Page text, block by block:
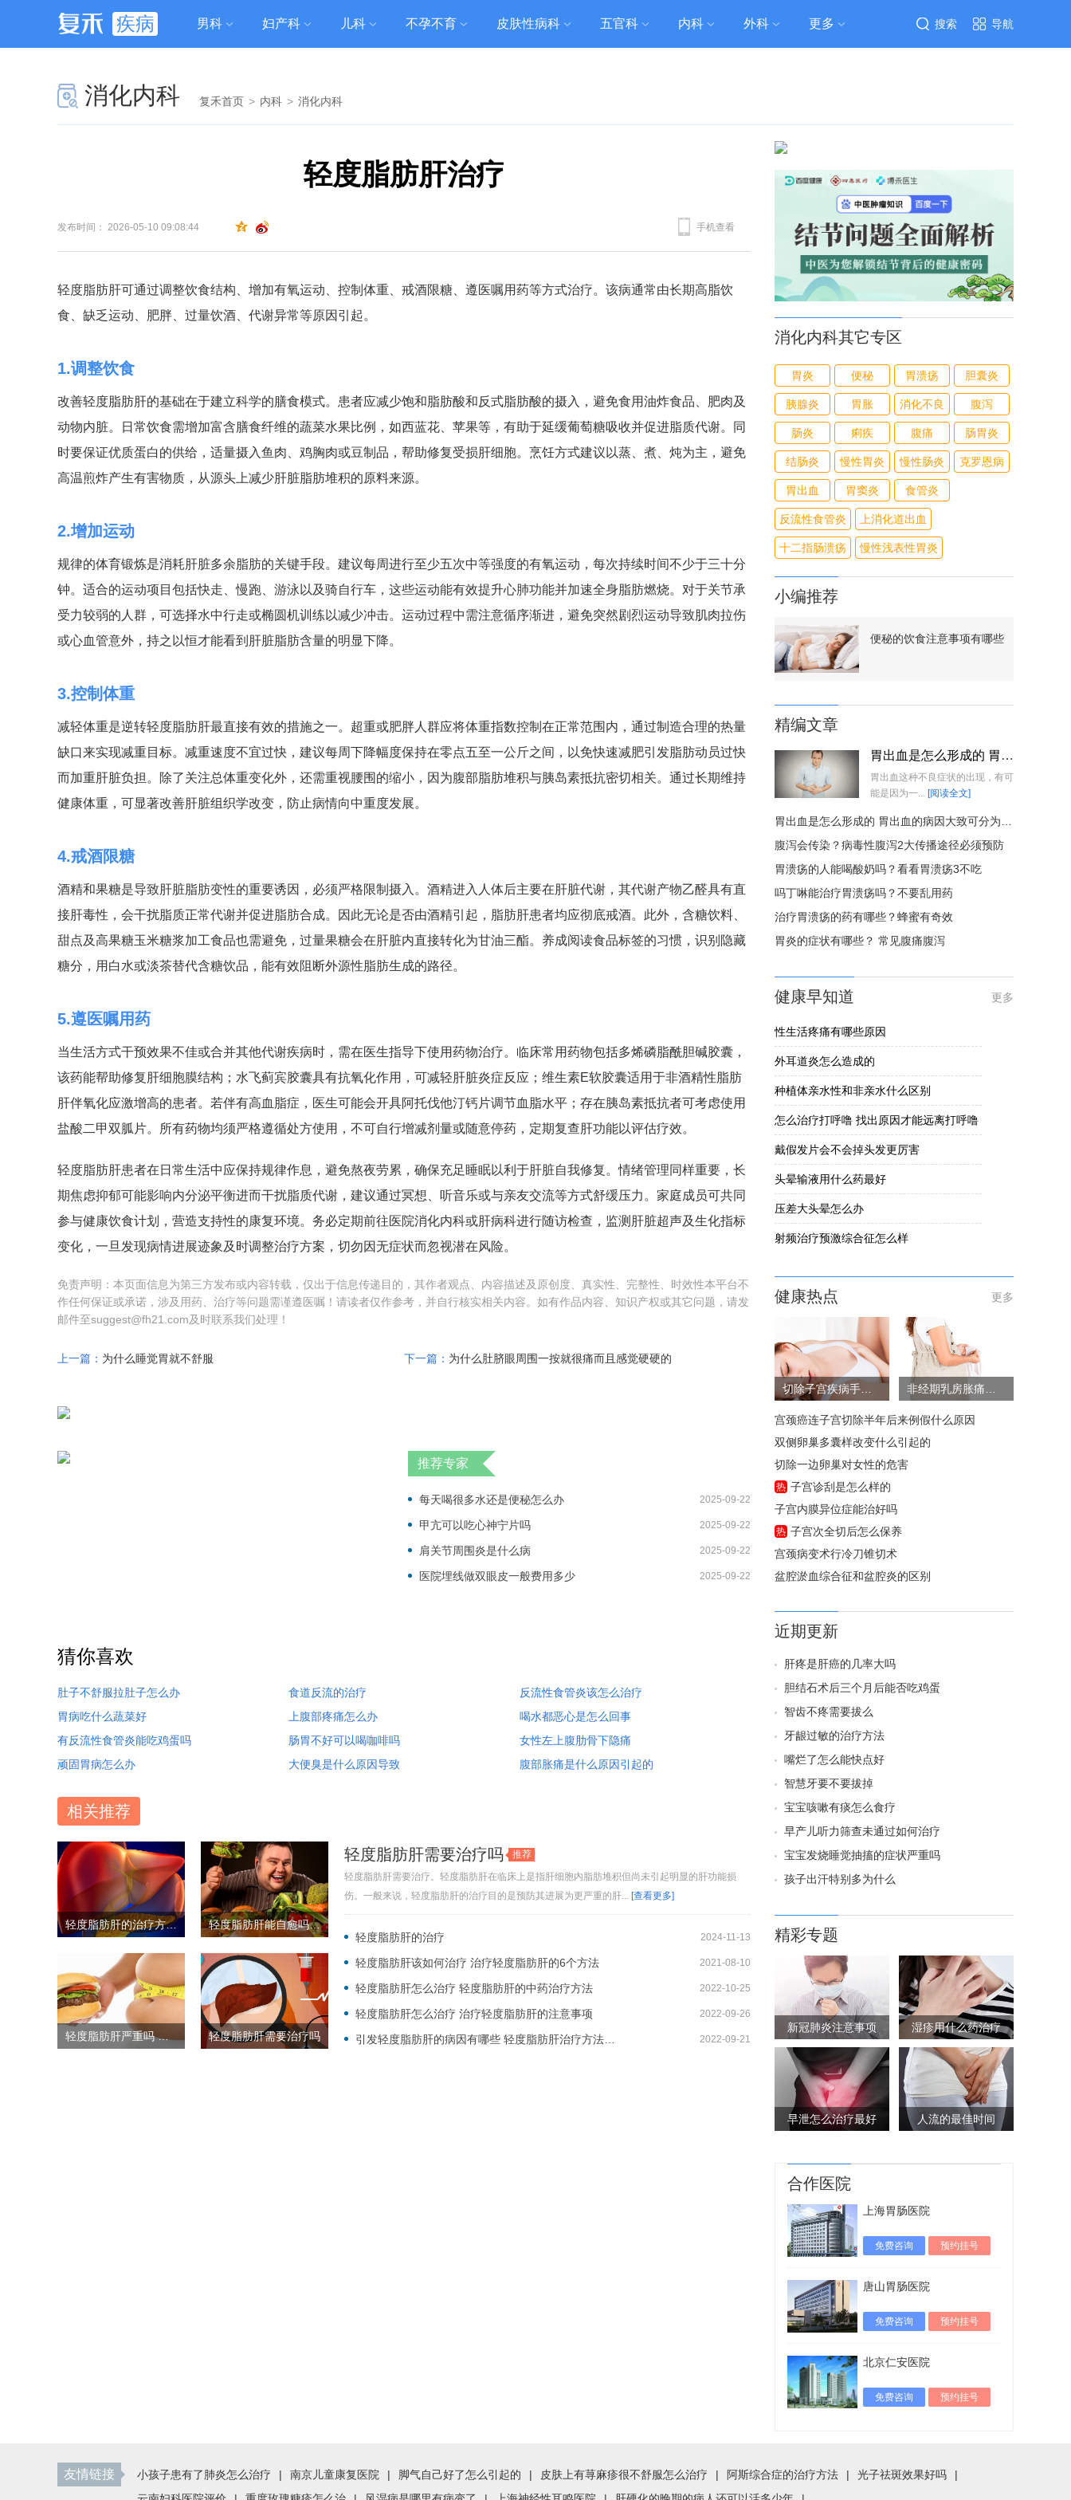
疾病 男科 妇产科 儿科 不孕不育 皮肤性病科 五官科 内科 外科 更多 导航
搜索
消化内科 复禾首页 > 内科 > 消化内科
轻度脂肪肝治疗
发布时间： 2026-05-10 09:08:44 手机查看
轻度脂肪肝可通过调整饮食结构、增加有氧运动、控制体重、戒酒限糖、遵医嘱用药等方式治疗。该病通常由长期高脂饮
食、缺乏运动、肥胖、过量饮酒、代谢异常等原因引起。
1.调整饮食
改善轻度脂肪肝的基础在于建立科学的膳食模式。患者应减少饱和脂肪酸和反式脂肪酸的摄入，避免食用油炸食品、肥肉及
动物内脏。日常饮食需增加富含膳食纤维的蔬菜水果比例，如西蓝花、苹果等，有助于延缓葡萄糖吸收并促进脂质代谢。同
时要保证优质蛋白的供给，适量摄入鱼肉、鸡胸肉或豆制品，帮助修复受损肝细胞。烹饪方式建议以蒸、煮、炖为主，避免
高温煎炸产生有害物质，从源头上减少肝脏脂肪堆积的原料来源。
2.增加运动
规律的体育锻炼是消耗肝脏多余脂肪的关键手段。建议每周进行至少五次中等强度的有氧运动，每次持续时间不少于三十分
钟。适合的运动项目包括快走、慢跑、游泳以及骑自行车，这些运动能有效提升心肺功能并加速全身脂肪燃烧。对于关节承
受力较弱的人群，可选择水中行走或椭圆机训练以减少冲击。运动过程中需注意循序渐进，避免突然剧烈运动导致肌肉拉伤
或心血管意外，持之以恒才能看到肝脏脂肪含量的明显下降。
3.控制体重
减轻体重是逆转轻度脂肪肝最直接有效的措施之一。超重或肥胖人群应将体重指数控制在正常范围内，通过制造合理的热量
缺口来实现减重目标。减重速度不宜过快，建议每周下降幅度保持在零点五至一公斤之间，以免快速减肥引发脂肪动员过快
而加重肝脏负担。除了关注总体重变化外，还需重视腰围的缩小，因为腹部脂肪堆积与胰岛素抵抗密切相关。通过长期维持
健康体重，可显著改善肝脏组织学改变，防止病情向中重度发展。
4.戒酒限糖
酒精和果糖是导致肝脏脂肪变性的重要诱因，必须严格限制摄入。酒精进入人体后主要在肝脏代谢，其代谢产物乙醛具有直
接肝毒性，会干扰脂质正常代谢并促进脂肪合成。因此无论是否由酒精引起，脂肪肝患者均应彻底戒酒。此外，含糖饮料、
甜点及高果糖玉米糖浆加工食品也需避免，过量果糖会在肝脏内直接转化为甘油三酯。养成阅读食品标签的习惯，识别隐藏
糖分，用白水或淡茶替代含糖饮品，能有效阻断外源性脂肪生成的路径。
5.遵医嘱用药
当生活方式干预效果不佳或合并其他代谢疾病时，需在医生指导下使用药物治疗。临床常用药物包括多烯磷脂酰胆碱胶囊，
该药能帮助修复肝细胞膜结构；水飞蓟宾胶囊具有抗氧化作用，可减轻肝脏炎症反应；维生素E软胶囊适用于非酒精性脂肪
肝伴氧化应激增高的患者。若伴有高血脂症，医生可能会开具阿托伐他汀钙片调节血脂水平；存在胰岛素抵抗者可考虑使用
盐酸二甲双胍片。所有药物均须严格遵循处方使用，不可自行增减剂量或随意停药，定期复查肝功能以评估疗效。
轻度脂肪肝患者在日常生活中应保持规律作息，避免熬夜劳累，确保充足睡眠以利于肝脏自我修复。情绪管理同样重要，长
期焦虑抑郁可能影响内分泌平衡进而干扰脂质代谢，建议通过冥想、听音乐或与亲友交流等方式舒缓压力。家庭成员可共同
参与健康饮食计划，营造支持性的康复环境。务必定期前往医院消化内科或肝病科进行随访检查，监测肝脏超声及生化指标
变化，一旦发现病情进展迹象及时调整治疗方案，切勿因无症状而忽视潜在风险。
免责声明：本页面信息为第三方发布或内容转载，仅出于信息传递目的，其作者观点、内容描述及原创度、真实性、完整性、时效性本平台不
作任何保证或承诺，涉及用药、治疗等问题需谨遵医嘱！请读者仅作参考，并自行核实相关内容。如有作品内容、知识产权或其它问题，请发
邮件至suggest@fh21.com及时联系我们处理！
上一篇： 为什么睡觉胃就不舒服 下一篇： 为什么肚脐眼周围一按就很痛而且感觉硬硬的
推荐专家
每天喝很多水还是便秘怎么办 2025-09-22
甲亢可以吃心神宁片吗 2025-09-22
肩关节周围炎是什么病 2025-09-22
医院埋线做双眼皮一般费用多少 2025-09-22
猜你喜欢
肚子不舒服拉肚子怎么办 食道反流的治疗
反流性食管炎该怎么治疗
胃病吃什么蔬菜好
上腹部疼痛怎么办
喝水都恶心是怎么回事
有反流性食管炎能吃鸡蛋吗
肠胃不好可以喝咖啡吗
女性左上腹肋骨下隐痛
顽固胃病怎么办
大便臭是什么原因导致 腹部胀痛是什么原因引起的
相关推荐
轻度脂肪肝的治疗方法是什么？轻度脂肪肝要这样治疗 轻度脂肪肝能自愈吗 轻度脂肪肝怎么治疗
轻度脂肪肝严重吗 轻度脂肪肝有什么症状 轻度脂肪肝需要治疗吗
轻度脂肪肝需要治疗吗
推荐
轻度脂肪肝需要治疗。轻度脂肪肝在临床上是指肝细胞内脂肪堆积但尚未引起明显的肝功能损
伤。一般来说，轻度脂肪肝的治疗目的是预防其进展为更严重的肝... [查看更多]
轻度脂肪肝的治疗 2024-11-13
轻度脂肪肝该如何治疗 治疗轻度脂肪肝的6个方法 2021-08-10
轻度脂肪肝怎么治疗 轻度脂肪肝的中药治疗方法 2022-10-25
轻度脂肪肝怎么治疗 治疗轻度脂肪肝的注意事项 2022-09-26
2022-09-21
消化内科其它专区
胃炎 便秘 胃溃疡 胆囊炎
胰腺炎 胃胀 消化不良 腹泻
肠炎 痢疾 腹痛 肠胃炎
结肠炎 慢性胃炎 慢性肠炎 克罗恩病
胃出血 胃窦炎 食管炎
反流性食管炎 上消化道出血
十二指肠溃疡 慢性浅表性胃炎
小编推荐
便秘的饮食注意事项有哪些
精编文章
胃出血是怎么形成的 胃出血的病因大致可分为3种类型
胃出血这种不良症状的出现，有可
能是因为一... [阅读全文]
胃出血是怎么形成的 胃出血的病因大致可分为3种类型
腹泻会传染？病毒性腹泻2大传播途径必须预防
胃溃疡的人能喝酸奶吗？看看胃溃疡3不吃
吗丁啉能治疗胃溃疡吗？不要乱用药
治疗胃溃疡的药有哪些？蜂蜜有奇效
胃炎的症状有哪些？ 常见腹痛腹泻
健康早知道 更多
性生活疼痛有哪些原因
外耳道炎怎么造成的
种植体亲水性和非亲水什么区别
怎么治疗打呼噜 找出原因才能远离打呼噜
戴假发片会不会掉头发更厉害
头晕输液用什么药最好
压差大头晕怎么办
射频治疗预激综合征怎么样
健康热点 更多
切除子宫疾病手术风险大吗 非经期乳房胀痛的原因
宫颈癌连子宫切除半年后来例假什么原因
双侧卵巢多囊样改变什么引起的
切除一边卵巢对女性的危害
热 子宫诊刮是怎么样的
子宫内膜异位症能治好吗
热 子宫次全切后怎么保养
宫颈病变术行冷刀锥切术
盆腔淤血综合征和盆腔炎的区别
近期更新
肝疼是肝癌的几率大吗
胆结石术后三个月后能否吃鸡蛋
智齿不疼需要拔么
牙龈过敏的治疗方法
嘴烂了怎么能快点好
智慧牙要不要拔掉
宝宝咳嗽有痰怎么食疗
早产儿听力筛查未通过如何治疗
宝宝发烧睡觉抽搐的症状严重吗
孩子出汗特别多为什么
精彩专题
新冠肺炎注意事项 湿疹用什么药治疗
早泄怎么治疗最好 人流的最佳时间
合作医院
上海胃肠医院
免费咨询 预约挂号
唐山胃肠医院
免费咨询 预约挂号
北京仁安医院
免费咨询 预约挂号
友情链接 小孩子患有了肺炎怎么治疗 | 南京儿童康复医院 | 脚气自己好了怎么引起的 | 皮肤上有荨麻疹很不舒服怎么治疗 | 阿斯综合症的治疗方法 | 光子祛斑效果好吗
|